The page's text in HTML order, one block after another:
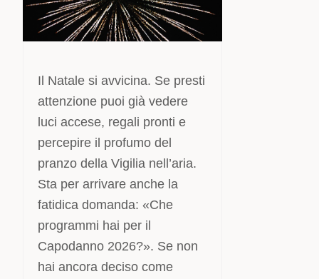
Il Natale si avvicina. Se presti
attenzione puoi già vedere
luci accese, regali pronti e
percepire il profumo del
pranzo della Vigilia nell’aria.
Sta per arrivare anche la
fatidica domanda: «Che
programmi hai per il
Capodanno 2026?». Se non
hai ancora deciso come